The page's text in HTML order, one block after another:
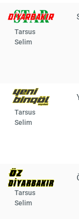
Tarsus
Selim
Tarsus
Selim
Tarsus
Selim